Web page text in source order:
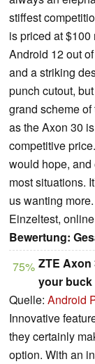
stiffest
is priced at
Android 12 out
and a striking
punch cutout,
grand scheme
as the Axon 30
competitive
would hope,
most situations.
us wanting more.
Einzeltest,
Bewertung:
75% ZTE Axon
your buck
Quelle: Android
Innovative
they certainly
option. With an